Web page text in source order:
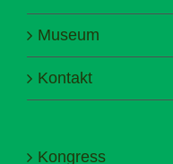
Museum
Kontakt
Kongress